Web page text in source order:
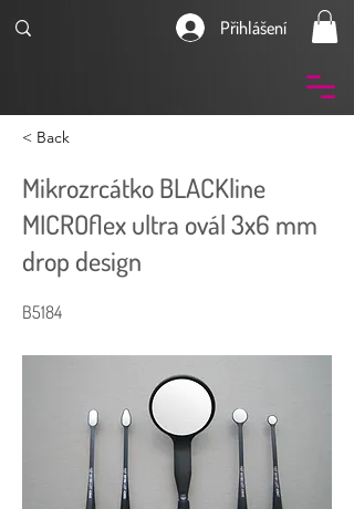
Přihlášení
< Back
Mikrozrcátko BLACKline
MICROflex ultra ovál 3x6 mm
drop design
B5184